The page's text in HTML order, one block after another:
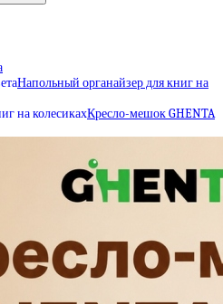
Напольный органайзер для книг на
Кресло-мешок GHENTA